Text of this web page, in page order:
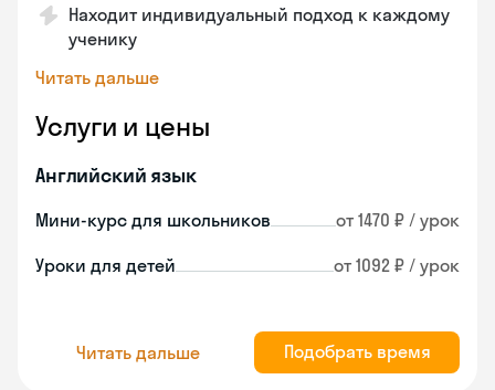
Находит индивидуальный подход к каждому
ученику
Читать дальше
Услуги и цены
Английский язык
Мини-курс для школьников от 1470 ₽ / урок
Уроки для детей от 1092 ₽ / урок
Читать дальше Подобрать время